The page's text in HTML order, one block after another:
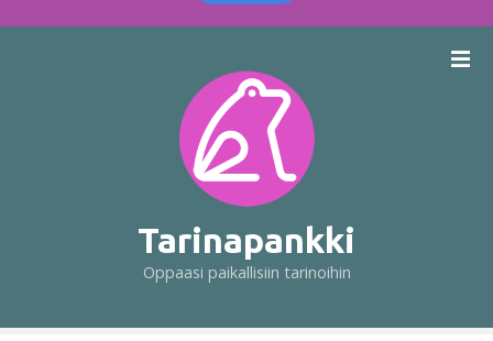
t
Tarinapankki
Oppaasi paikallisiin tarinoihin